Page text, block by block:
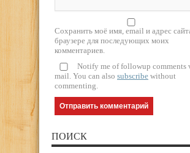
Сохранить моё имя, email и адрес
браузере для последующих моих
комментариев.
Notify me of followup comments
mail. You can also subscribe without
commenting.
ПОИСК